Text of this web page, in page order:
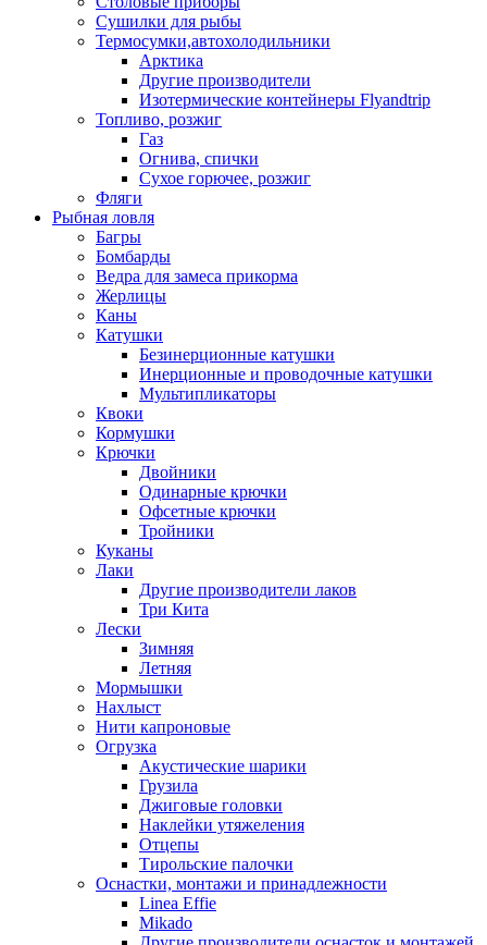
Сушилки для рыбы
Термосумки,автохолодильники
Арктика
Другие производители
Изотермические контейнеры Flyandtrip
Топливо, розжиг
Газ
Огнива, спички
Сухое горючее, розжиг
Фляги
Рыбная ловля
Багры
Бомбарды
Ведра для замеса прикорма
Жерлицы
Каны
Катушки
Безинерционные катушки
Инерционные и проводочные катушки
Мультипликаторы
Квоки
Кормушки
Крючки
Двойники
Одинарные крючки
Офсетные крючки
Тройники
Куканы
Лаки
Другие производители лаков
Три Кита
Лески
Зимняя
Летняя
Мормышки
Нахлыст
Нити капроновые
Огрузка
Акустические шарики
Грузила
Джиговые головки
Наклейки утяжеления
Отцепы
Тирольские палочки
Оснастки, монтажи и принадлежности
Linea Effie
Mikado